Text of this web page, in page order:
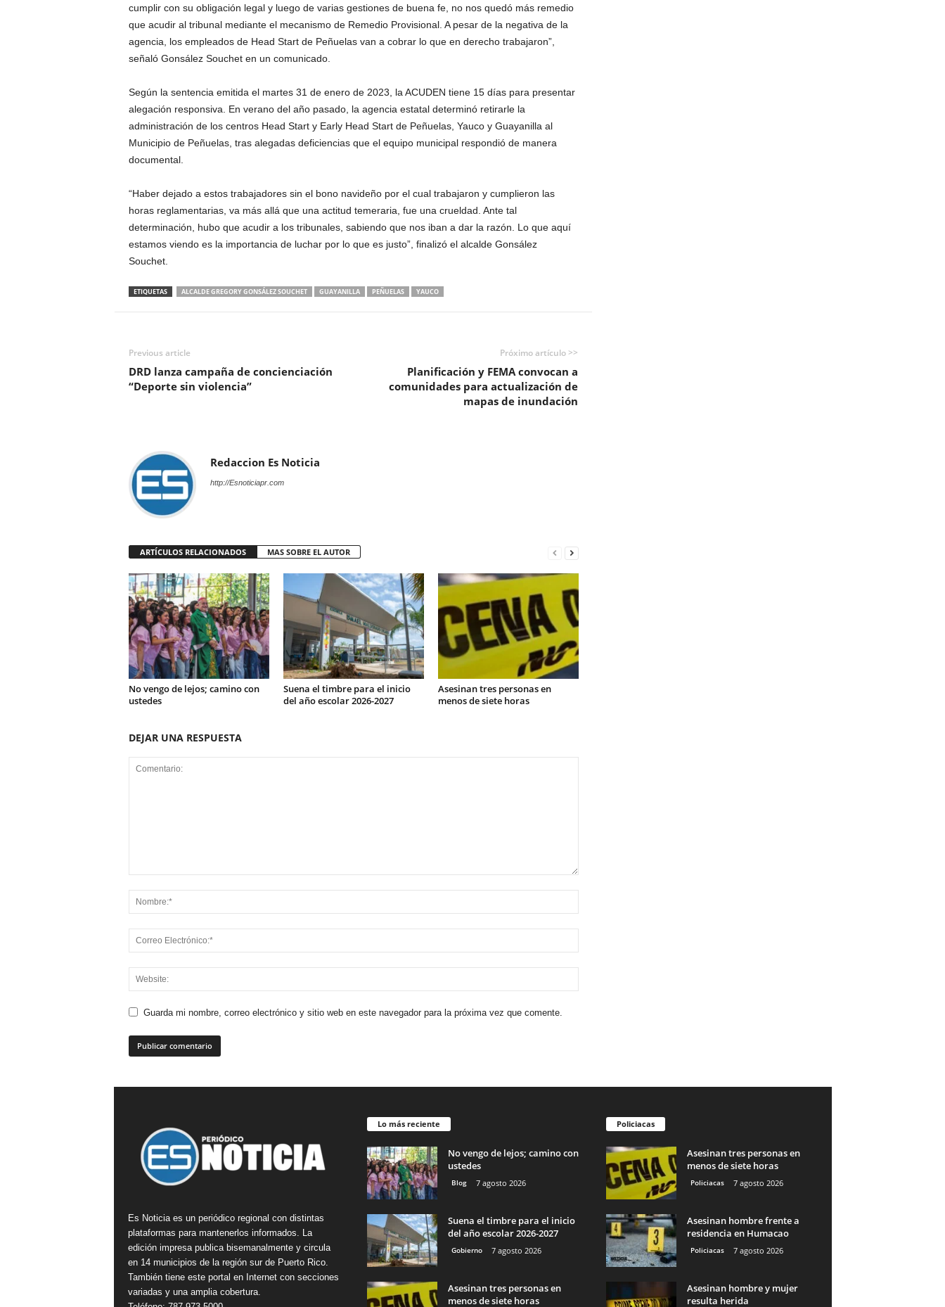
cumplir con su obligación legal y luego de varias gestiones de buena fe, no nos quedó más remedio
que acudir al tribunal mediante el mecanismo de Remedio Provisional. A pesar de la negativa de la
agencia, los empleados de Head Start de Peñuelas van a cobrar lo que en derecho trabajaron”,
señaló Gonsález Souchet en un comunicado.
Según la sentencia emitida el martes 31 de enero de 2023, la ACUDEN tiene 15 días para presentar
alegación responsiva. En verano del año pasado, la agencia estatal determinó retirarle la
administración de los centros Head Start y Early Head Start de Peñuelas, Yauco y Guayanilla al
Municipio de Peñuelas, tras alegadas deficiencias que el equipo municipal respondió de manera
documental.
“Haber dejado a estos trabajadores sin el bono navideño por el cual trabajaron y cumplieron las
horas reglamentarias, va más allá que una actitud temeraria, fue una crueldad. Ante tal
determinación, hubo que acudir a los tribunales, sabiendo que nos iban a dar la razón. Lo que aquí
estamos viendo es la importancia de luchar por lo que es justo”, finalizó el alcalde Gonsález
Souchet.
ETIQUETAS ALCALDE GREGORY GONSÁLEZ SOUCHET GUAYANILLA PEÑUELAS YAUCO
Previous article
DRD lanza campaña de concienciación
“Deporte sin violencia”
Próximo artículo >>
Planificación y FEMA convocan a
comunidades para actualización de
mapas de inundación
Redaccion Es Noticia
http://Esnoticiapr.com
ARTÍCULOS RELACIONADOS MAS SOBRE EL AUTOR
No vengo de lejos; camino con
ustedes
Suena el timbre para el inicio
del año escolar 2026-2027
Asesinan tres personas en
menos de siete horas
DEJAR UNA RESPUESTA
Guarda mi nombre, correo electrónico y sitio web en este navegador para la próxima vez que comente.
Es Noticia es un periódico regional con distintas
plataformas para mantenerlos informados. La
edición impresa publica bisemanalmente y circula
en 14 municipios de la región sur de Puerto Rico.
También tiene este portal en Internet con secciones
variadas y una amplia cobertura.
Lo más reciente
No vengo de lejos; camino con
ustedes
Blog 7 agosto 2026
Suena el timbre para el inicio
del año escolar 2026-2027
Gobierno 7 agosto 2026
Asesinan tres personas en
menos de siete horas
Policiacas
Asesinan tres personas en
menos de siete horas
Policiacas 7 agosto 2026
Asesinan hombre frente a
residencia en Humacao
Policiacas 7 agosto 2026
Asesinan hombre y mujer
resulta herida